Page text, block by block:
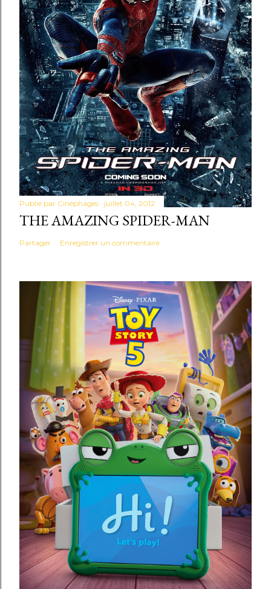
Publié par Cinéphages juillet 04, 2012
THE AMAZING SPIDER-MAN
Partager Enregistrer un commentaire